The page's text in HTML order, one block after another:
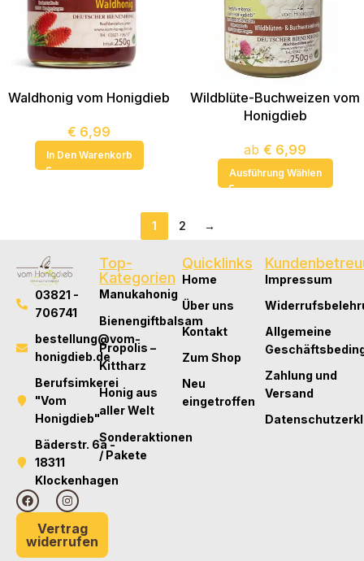
Waldhonig vom Honigdieb
€ 6,99
In Den Warenkorb
Wildblüte-Buchweizen vom
Honigdieb
ab € 6,99
Ausführung Wählen
1 2 →
03821 -
706741
bestellung@vom-
honigdieb.de
Berufsimkerei
"Vom
Honigdieb"
Bäderstr. 6a -
18311
Klockenhagen
Vertrag
widerrufen
Top-
Kategorien
Manukahonig
Bienengiftbalsam
Propolis –
Kittharz
Honig aus
aller Welt
Sonderaktionen
/ Pakete
Quicklinks
Home
Über uns
Kontakt
Zum Shop
Neu
eingetroffen
Impressum
Allgemeine
Zahlung und
Versand